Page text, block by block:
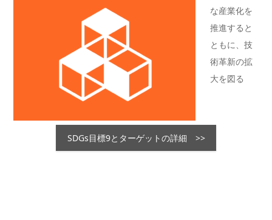
な産業化を
推進すると
ともに、技
術革新の拡
大を図る
SDGs目標9とターゲットの詳細 >>